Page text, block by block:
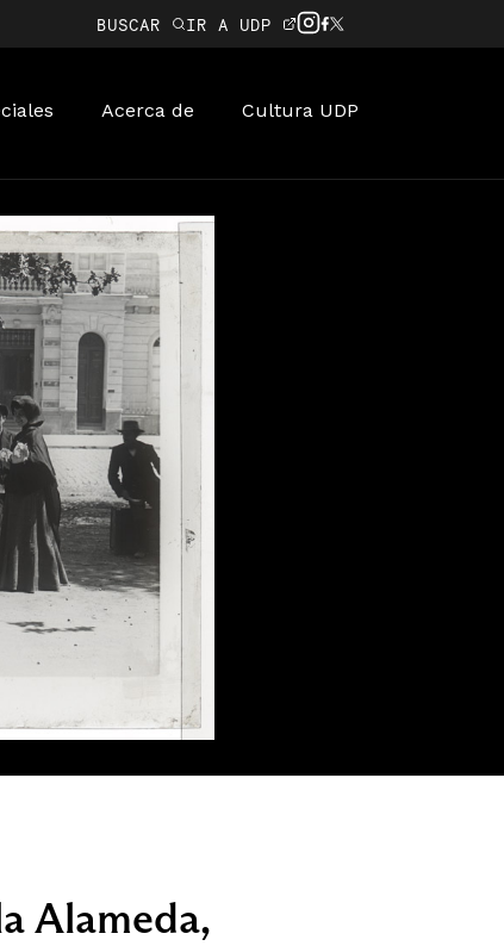
BUSCAR IR A UDP
Acerca de Cultura UDP
Alameda,